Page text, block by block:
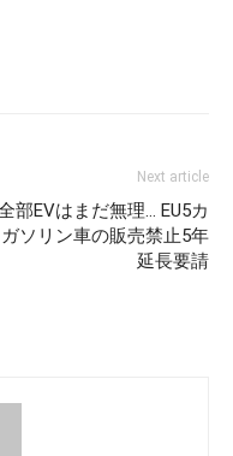
Next article
部EVはまだ無理… EU5カ
ソリン車の販売禁止5年
延長要請